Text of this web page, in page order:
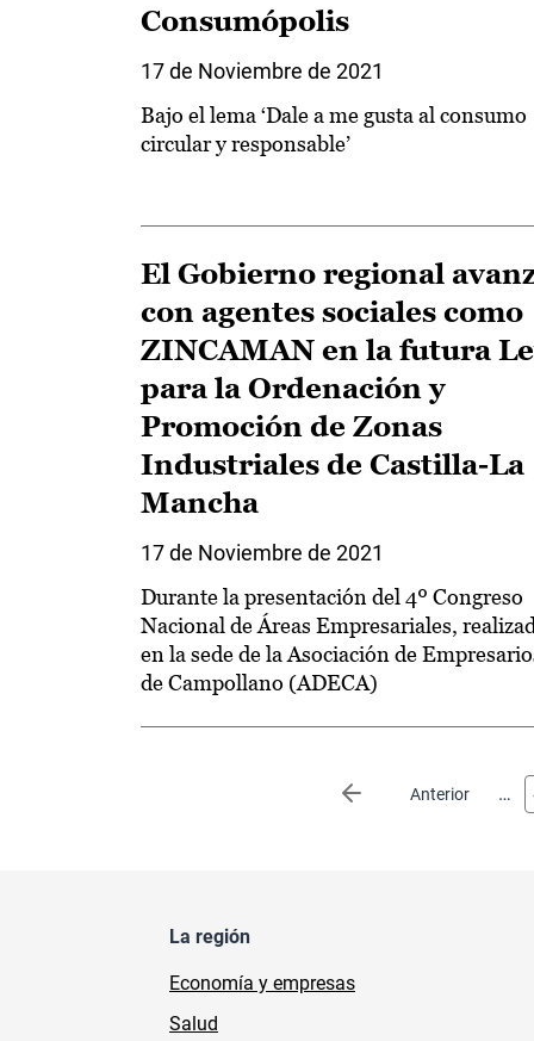
Consumópolis
17 de Noviembre de 2021
Bajo el lema ‘Dale a me gusta al consumo
circular y responsable’
El Gobierno regional
con agentes sociales como
ZINCAMAN en la futura
para la Ordenación y
Promoción de Zonas
Industriales de Castilla-La
Mancha
17 de Noviembre de 2021
Durante la presentación del 4º Congreso
Nacional de Áreas Empresariales,
en la sede de la Asociación de
de Campollano (ADECA)
Anterior
Página anterior …
La región
Economía y empresas
Salud